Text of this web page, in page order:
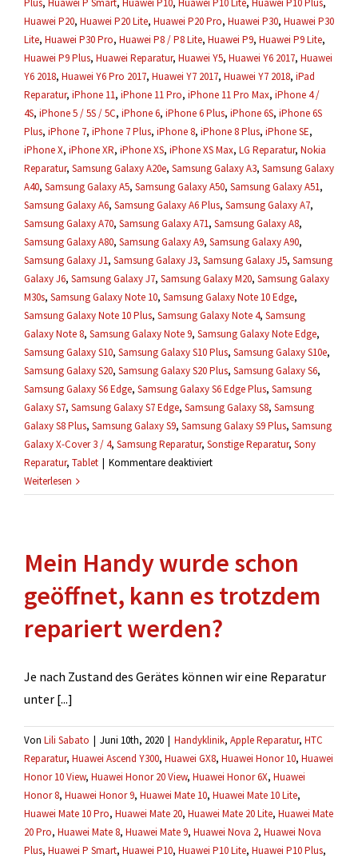
Plus, Huawei P Smart, Huawei P10, Huawei P10 Lite, Huawei P10 Plus,
Huawei P20, Huawei P20 Lite, Huawei P20 Pro, Huawei P30, Huawei P30
Lite, Huawei P30 Pro, Huawei P8 / P8 Lite, Huawei P9, Huawei P9 Lite,
Huawei P9 Plus, Huawei Reparatur, Huawei Y5, Huawei Y6 2017, Huawei
Y6 2018, Huawei Y6 Pro 2017, Huawei Y7 2017, Huawei Y7 2018, iPad
Reparatur, iPhone 11, iPhone 11 Pro, iPhone 11 Pro Max, iPhone 4 /
4S, iPhone 5 / 5S / 5C, iPhone 6, iPhone 6 Plus, iPhone 6S, iPhone 6S
Plus, iPhone 7, iPhone 7 Plus, iPhone 8, iPhone 8 Plus, iPhone SE,
iPhone X, iPhone XR, iPhone XS, iPhone XS Max, LG Reparatur, Nokia
Reparatur, Samsung Galaxy A20e, Samsung Galaxy A3, Samsung Galaxy
A40, Samsung Galaxy A5, Samsung Galaxy A50, Samsung Galaxy A51,
Samsung Galaxy A6, Samsung Galaxy A6 Plus, Samsung Galaxy A7,
Samsung Galaxy A70, Samsung Galaxy A71, Samsung Galaxy A8,
Samsung Galaxy A80, Samsung Galaxy A9, Samsung Galaxy A90,
Samsung Galaxy J1, Samsung Galaxy J3, Samsung Galaxy J5, Samsung
Galaxy J6, Samsung Galaxy J7, Samsung Galaxy M20, Samsung Galaxy
M30s, Samsung Galaxy Note 10, Samsung Galaxy Note 10 Edge,
Samsung Galaxy Note 10 Plus, Samsung Galaxy Note 4, Samsung
Galaxy Note 8, Samsung Galaxy Note 9, Samsung Galaxy Note Edge,
Samsung Galaxy S10, Samsung Galaxy S10 Plus, Samsung Galaxy S10e,
Samsung Galaxy S20, Samsung Galaxy S20 Plus, Samsung Galaxy S6,
Samsung Galaxy S6 Edge, Samsung Galaxy S6 Edge Plus, Samsung
Galaxy S7, Samsung Galaxy S7 Edge, Samsung Galaxy S8, Samsung
Galaxy S8 Plus, Samsung Galaxy S9, Samsung Galaxy S9 Plus, Samsung
Galaxy X-Cover 3 / 4, Samsung Reparatur, Sonstige Reparatur, Sony
Reparatur, Tablet | Kommentare deaktiviertfür
muss
Reparatur
bezahlen?
Weiterlesen
Mein Handy wurde schon
geöffnet, kann es trotzdem
repariert werden?
Je nach Zustand des Gerätes können wir eine Reparatur
unter [...]
Von Lili Sabato | Juni 10th, 2020 | Handyklinik, Apple Reparatur, HTC
Reparatur, Huawei Ascend Y300, Huawei GX8, Huawei Honor 10, Huawei
Honor 10 View, Huawei Honor 20 View, Huawei Honor 6X, Huawei
Honor 8, Huawei Honor 9, Huawei Mate 10, Huawei Mate 10 Lite,
Huawei Mate 10 Pro, Huawei Mate 20, Huawei Mate 20 Lite, Huawei Mate
20 Pro, Huawei Mate 8, Huawei Mate 9, Huawei Nova 2, Huawei Nova
Plus, Huawei P Smart, Huawei P10, Huawei P10 Lite, Huawei P10 Plus,